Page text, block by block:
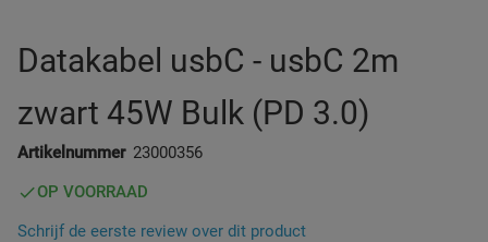
Datakabel usbC - usbC 2m
zwart 45W Bulk (PD 3.0)
Artikelnummer 23000356
OP VOORRAAD
Schrijf de eerste review over dit product